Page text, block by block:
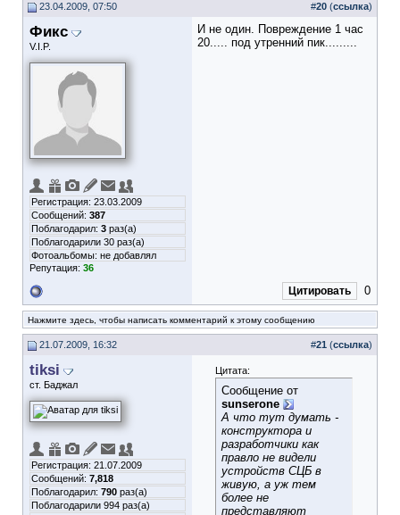
23.04.2009, 07:50 #20 (ссылка)
Фикс
V.I.P.
Регистрация: 23.03.2009
Сообщений: 387
Поблагодарил: 3 раз(а)
Поблагодарили 30 раз(а)
Фотоальбомы: не добавлял
Репутация: 36
И не один. Повреждение 1 час
20..... под утренний пик.........
Цитировать 0
Нажмите здесь, чтобы написать комментарий к этому сообщению
21.07.2009, 16:32 #21 (ссылка)
tiksi
ст. Баджал
Регистрация: 21.07.2009
Сообщений: 7,818
Поблагодарил: 790 раз(а)
Поблагодарили 994 раз(а)
Цитата:
Сообщение от
sunserone
А что тут думать -
конструктора и
разработчики как
правло не видели
устройств СЦБ в
живую, а уж тем
более не
представляют